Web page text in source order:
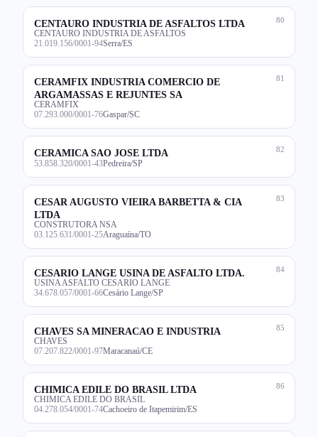
80
CENTAURO INDUSTRIA DE ASFALTOS LTDA
CENTAURO INDUSTRIA DE ASFALTOS
21.019.156/0001-94Serra/ES
81
CERAMFIX INDUSTRIA COMERCIO DE
ARGAMASSAS E REJUNTES SA
CERAMFIX
07.293.000/0001-76Gaspar/SC
82
CERAMICA SAO JOSE LTDA
53.858.320/0001-43Pedreira/SP
83
CESAR AUGUSTO VIEIRA BARBETTA & CIA
LTDA
CONSTRUTORA NSA
03.125.631/0001-25Araguaína/TO
84
CESARIO LANGE USINA DE ASFALTO LTDA.
USINA ASFALTO CESARIO LANGE
34.678.057/0001-66Cesário Lange/SP
85
CHAVES SA MINERACAO E INDUSTRIA
CHAVES
07.207.822/0001-97Maracanaú/CE
86
CHIMICA EDILE DO BRASIL LTDA
CHIMICA EDILE DO BRASIL
04.278.054/0001-74Cachoeiro de Itapemirim/ES